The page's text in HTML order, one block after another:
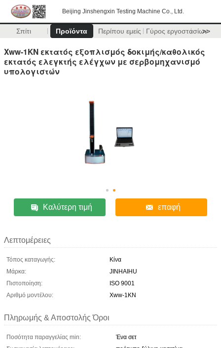
Beijing Jinshengxin Testing Machine Co., Ltd.
Σπίτι Προϊόντα Περίπου εμείς Γύρος εργοστασίων
>>
Xww-1KN εκτατός εξοπλισμός δοκιμής/καθολικός
εκτατός ελεγκτής ελέγχων με σερβομηχανισμό
υπολογιστών
Καλύτερη τιμή επαφή
Λεπτομέρειες
Τόπος καταγωγής:
Κίνα
Μάρκα:
JINHAIHU
Πιστοποίηση:
ISO 9001
Αριθμό μοντέλου:
Xww-1KN
Πληρωμής & Αποστολής Όροι
Ποσότητα παραγγελίας min:
Ένα σετ